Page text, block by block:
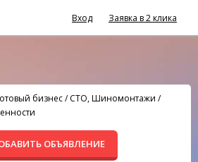
Вход Заявка в 2 клика
бизнес/СТО, Шиномонтажи /
ОБЪЯВЛЕНИЕ